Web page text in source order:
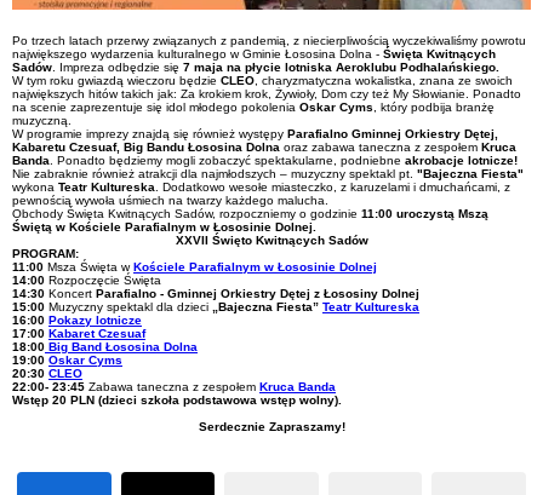
Po trzech latach przerwy związanych z pandemią, z niecierpliwością wyczekiwaliśmy powrotu
największego wydarzenia kulturalnego w Gminie Łososina Dolna - Święta Kwitnących
Sadów . Impreza odbędzie się 7 maja na płycie lotniska Aeroklubu Podhalańskiego.
W tym roku gwiazdą wieczoru będzie CLEO , charyzmatyczna wokalistka, znana ze swoich
największych hitów takich jak: Za krokiem krok, Żywioły, Dom czy też My Słowianie. Ponadto
na scenie zaprezentuje się idol młodego pokolenia Oskar Cyms , który podbija branżę
muzyczną.
W programie imprezy znajdą się również występy Parafialno Gminnej Orkiestry Dętej,
Kabaretu Czesuaf, Big Bandu Łososina Dolna oraz zabawa taneczna z zespołem Kruca
Banda . Ponadto będziemy mogli zobaczyć spektakularne, podniebne akrobacje lotnicze!
Nie zabraknie również atrakcji dla najmłodszych – muzyczny spektakl pt. "Bajeczna Fiesta"
wykona Teatr Kultureska . Dodatkowo wesołe miasteczko, z karuzelami i dmuchańcami, z
pewnością wywoła uśmiech na twarzy każdego malucha.
Obchody Święta Kwitnących Sadów, rozpoczniemy o godzinie 11:00 uroczystą Mszą
Świętą w Kościele Parafialnym w Łososinie Dolnej.
XXVII Święto Kwitnących Sadów
PROGRAM:
11:00 Msza Święta wKościele Parafialnym w Łososinie Dolnej
14:00 Rozpoczęcie Święta
14:30 Koncert Parafialno - Gminnej Orkiestry Dętej z Łososiny Dolnej
15:00 Muzyczny spektakl dla dzieci „Bajeczna Fiesta” Teatr Kultureska
16:00 Pokazy lotnicze
17:00 Kabaret Czesuaf
18:00 Big Band Łososina Dolna
19:00 Oskar Cyms
20:30 CLEO
22:00- 23:45 Zabawa taneczna z zespołem Kruca Banda
Wstęp 20 PLN (dzieci szkoła podstawowa wstęp wolny).
Serdecznie Zapraszamy!